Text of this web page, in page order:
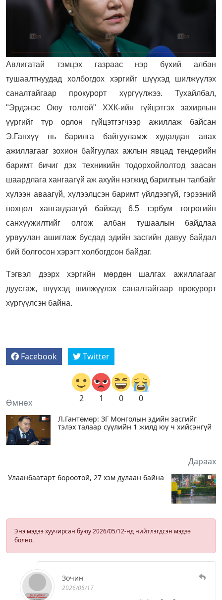
Авлигатай тэмцэх газраас нэр бүхий албан
тушаалтнуудад холбогдох хэргийг шүүхэд шилжүүлэх
саналтайгаар прокурорт хүргүүлжээ. Тухайлбал,
"Эрдэнэс Оюу толгой" ХХК-ийн гүйцэтгэх захирлын
үүргийг түр орлон гүйцэтгэгчээр ажиллаж байсан
Э.Ганхүү нь барилга байгууламж худалдан авах
ажиллагааг зохион байгуулах ажлын явцад тендерийн
баримт бичиг дэх техникийн тодорхойлолтод заасан
шаардлага хангаагүй аж ахуйн нэгжид барилгын талбайг
хүлээн аваагүй, хүлээлцсэн баримт үйлдээгүй, гэрээний
нөхцөл хангагдаагүй байхад 6.5 тэрбум төгрөгийн
санхүүжилтийг олгож албан тушаалын байдлаа
урвуулан ашиглаж бусдад эдийн засгийн давуу байдал
бий болгосон хэрэгт холбогдсон байдаг.
Тэгвэл дээрх хэргийн мөрдөн шалгах ажиллагааг
дуусгаж, шүүхэд шилжүүлэх саналтайгаар прокурорт
хүргүүлсэн байна.
Facebook Twitter
2 1 0 0
Өмнөх
Л.Гантөмөр: ЗГ Монголын эдийн засгийг
тэлэх талаар сүүлийн 1 жилд юу ч хийсэнгүй
Дараах
Улаанбаатарт бороотой, 27 хэм дулаан байна
Энэ мэдээ хуучирсан буюу 2026/05/12-нд нийтлэгдсэн мэдээ
болно.
Зочин
2026/05/17